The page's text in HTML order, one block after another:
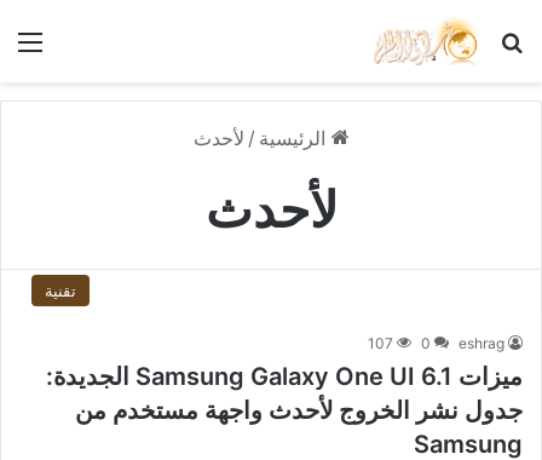
بحث عن
الرئيسية / لأحدث
لأحدث
تقنية
eshrag
0
107
ميزات Samsung Galaxy One UI 6.1 الجديدة:
جدول نشر الخروج لأحدث واجهة مستخدم من
Samsung